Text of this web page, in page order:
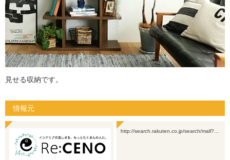
見せる収納です。
情報元
http://search.rakuten.co.jp/search/mall?…